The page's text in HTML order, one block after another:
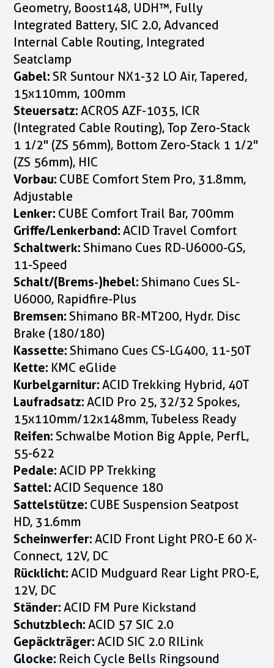
Geometry, Boost148, UDH™, Fully
Integrated Battery, SIC 2.0, Advanced
Internal Cable Routing, Integrated
Seatclamp
Gabel:SR Suntour NX1-32 LO Air, Tapered,
15x110mm, 100mm
Steuersatz:ACROS AZF-1035, ICR
(Integrated Cable Routing), Top Zero-Stack
1 1/2" (ZS 56mm), Bottom Zero-Stack 1 1/2"
(ZS 56mm), HIC
Vorbau: CUBE Comfort Stem Pro, 31.8mm,
Adjustable
Lenker: CUBE Comfort Trail Bar, 700mm
Griffe/Lenkerband:ACID Travel Comfort
Schaltwerk:Shimano Cues RD-U6000-GS,
11-Speed
Schalt/(Brems-)hebel:Shimano Cues SL-
U6000, Rapidfire-Plus
Bremsen:Shimano BR-MT200, Hydr. Disc
Brake (180/180)
Kassette:Shimano Cues CS-LG400, 11-50T
Kette: KMC eGlide
Kurbelgarnitur:ACID Trekking Hybrid, 40T
Laufradsatz:ACID Pro 25, 32/32 Spokes,
15x110mm/12x148mm, Tubeless Ready
Reifen:Schwalbe Motion Big Apple, PerfL,
55-622
Pedale:ACID PP Trekking
Sattel:ACID Sequence 180
Sattelstütze: CUBE Suspension Seatpost
HD, 31.6mm
Scheinwerfer:ACID Front Light PRO-E 60 X-
Connect, 12V, DC
Rücklicht:ACID Mudguard Rear Light PRO-E,
12V, DC
Ständer:ACID FM Pure Kickstand
Schutzblech:ACID 57 SIC 2.0
Gepäckträger:ACID SIC 2.0 RILink
Glocke: Reich Cycle Bells Ringsound